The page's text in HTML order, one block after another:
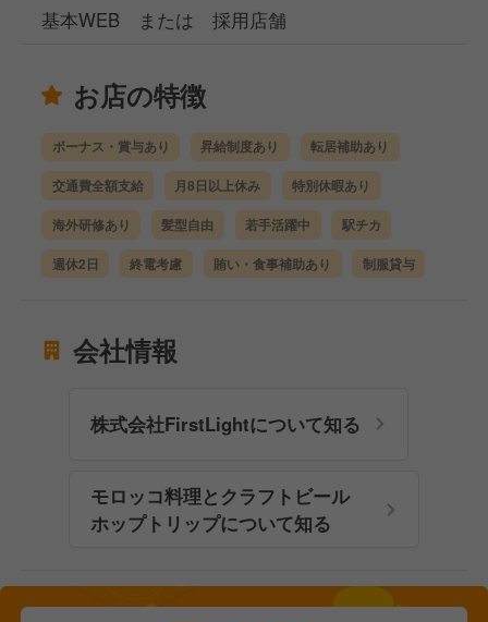
基本WEB または 採用店舗
お店の特徴
ボーナス・賞与あり 昇給制度あり 転居補助あり
交通費全額支給 月8日以上休み 特別休暇あり
海外研修あり 髪型自由 若手活躍中 駅チカ
週休2日 終電考慮 賄い・食事補助あり 制服貸与
会社情報
株式会社FirstLightについて知る
モロッコ料理とクラフトビール
ホップトリップについて知る